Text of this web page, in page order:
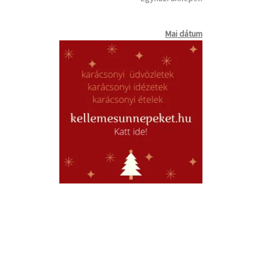
Mai dátum